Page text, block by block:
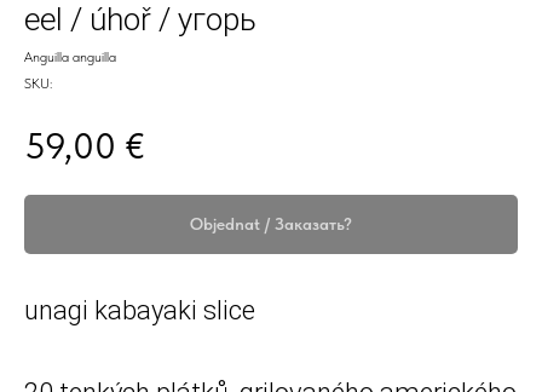
eel / úhoř / угорь
Anguilla anguilla
SKU:
59,00 €
Objednat / Заказать?
unagi kabayaki slice